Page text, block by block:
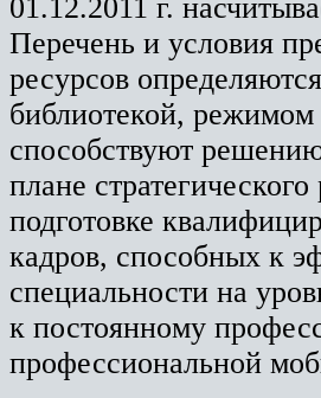
01.12.2011 г.
Перечень и условия
ресурсов
библиотекой, режимом
способствуют
плане
подготовке
кадров, способных к
специальности на
к постоянному
профессиональной